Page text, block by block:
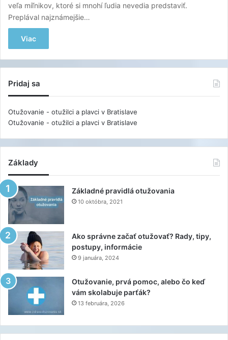
veľa míľnikov, ktoré si mnohí ľudia nevedia predstaviť.
Preplával najznámejšie…
Viac
Pridaj sa
Otužovanie - otužilci a plavci v Bratislave
Otužovanie - otužilci a plavci v Bratislave
Základy
Základné pravidlá otužovania
10 októbra, 2021
Ako správne začať otužovať? Rady, tipy,
postupy, informácie
9 januára, 2024
Otužovanie, prvá pomoc, alebo čo keď
vám skolabuje parťák?
13 februára, 2026